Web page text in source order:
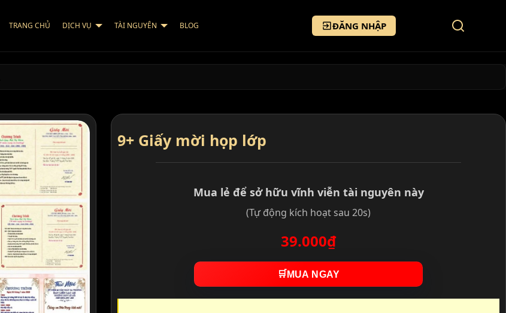
TRANG CHỦ DỊCH VỤ TÀI NGUYÊN BLOG ĐĂNG NHẬP
9+ Giấy mời họp lớp
Mua lẻ để sở hữu vĩnh viễn tài nguyên này
(Tự động kích hoạt sau 20s)
39.000₫
🛒 MUA NGAY